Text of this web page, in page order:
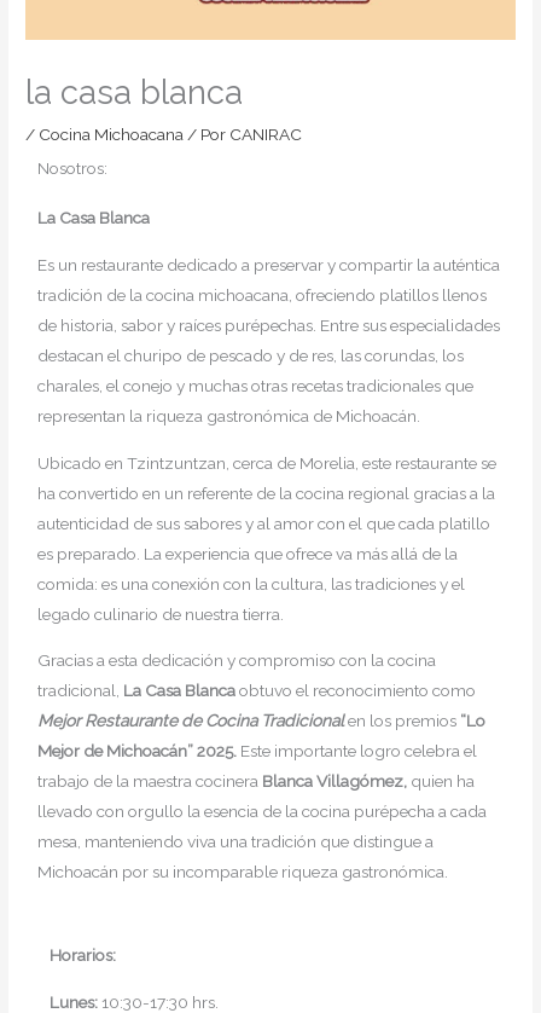
la casa blanca
/ Cocina Michoacana/ Por CANIRAC
Nosotros:
La Casa Blanca
Es un restaurante dedicado a preservar y compartir la auténtica
tradición de la cocina michoacana, ofreciendo platillos llenos
de historia, sabor y raíces purépechas. Entre sus especialidades
destacan el churipo de pescado y de res, las corundas, los
charales, el conejo y muchas otras recetas tradicionales que
representan la riqueza gastronómica de Michoacán.
Ubicado en Tzintzuntzan, cerca de Morelia, este restaurante se
ha convertido en un referente de la cocina regional gracias a la
autenticidad de sus sabores y al amor con el que cada platillo
es preparado. La experiencia que ofrece va más allá de la
comida: es una conexión con la cultura, las tradiciones y el
legado culinario de nuestra tierra.
Gracias a esta dedicación y compromiso con la cocina
tradicional, La Casa Blancaobtuvo el reconocimiento como
Mejor Restaurante de Cocina Tradicionalen los premios “Lo
Mejor de Michoacán” 2025. Este importante logro celebra el
trabajo de la maestra cocinera Blanca Villagómez, quien ha
llevado con orgullo la esencia de la cocina purépecha a cada
mesa, manteniendo viva una tradición que distingue a
Michoacán por su incomparable riqueza gastronómica.
Horarios:
Lunes: 10:30-17:30 hrs.